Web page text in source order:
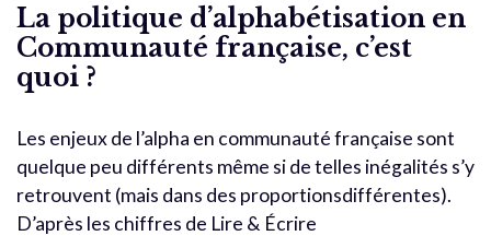
La politique d’alphabétisation en
Communauté française, c’est
quoi ?
Les enjeux de l’alpha en communauté française sont
quelque peu différents même si de telles inégalités s’y
retrouvent (mais dans des proportionsdifférentes).
D’après les chiffres de Lire & Écrire